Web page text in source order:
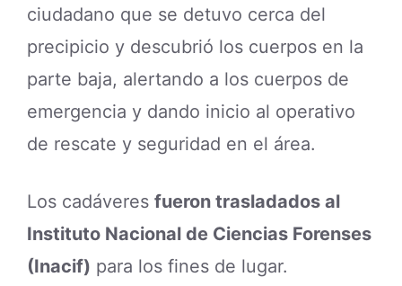
ciudadano que se detuvo cerca del
precipicio y descubrió los cuerpos en la
parte baja, alertando a los cuerpos de
emergencia y dando inicio al operativo
de rescate y seguridad en el área.
Los cadáveres fueron trasladados al
Instituto Nacional de Ciencias Forenses
(Inacif) para los fines de lugar.